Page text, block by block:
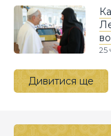
25
Дивитися ще